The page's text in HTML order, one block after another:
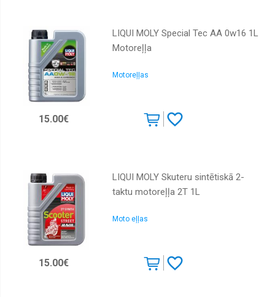
LIQUI MOLY Special Tec AA 0w16 1L
Motoreļļa
Motoreļļas
15.00€
LIQUI MOLY Skuteru sintētiskā 2-
taktu motoreļļa 2T 1L
Moto eļļas
15.00€